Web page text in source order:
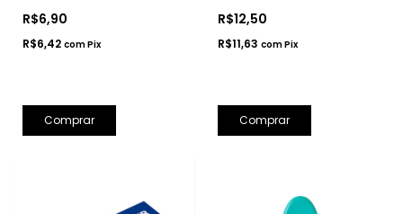
R$6,90
R$6,42 comPix
Comprar
R$12,50
R$11,63 comPix
Comprar